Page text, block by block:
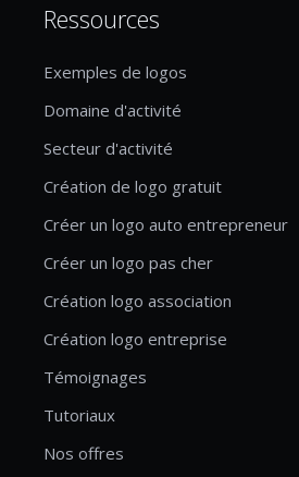
Ressources
Exemples de logos
Domaine d'activité
Secteur d'activité
Création de logo gratuit
Créer un logo auto entrepreneur
Créer un logo pas cher
Création logo association
Création logo entreprise
Témoignages
Tutoriaux
Nos offres